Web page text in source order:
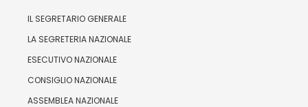
IL SEGRETARIO GENERALE
LA SEGRETERIA NAZIONALE
ESECUTIVO NAZIONALE
CONSIGLIO NAZIONALE
ASSEMBLEA NAZIONALE